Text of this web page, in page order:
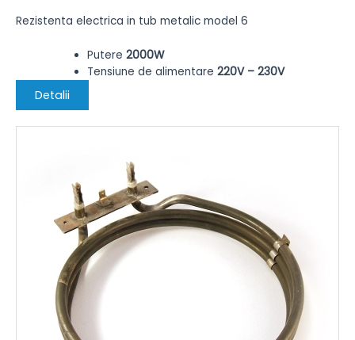
Rezistenta electrica in tub metalic model 6
Putere 2000W
Tensiune de alimentare 220V – 230V
Detalii